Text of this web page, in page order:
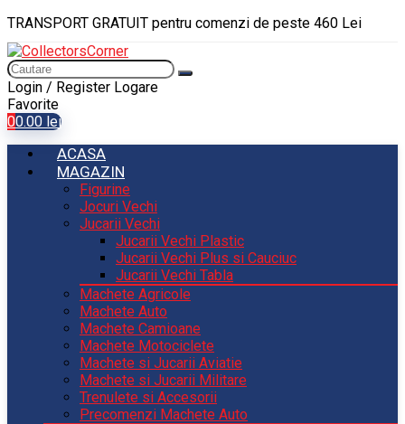
TRANSPORT GRATUIT pentru comenzi de peste 460 Lei
Login / Register Logare
Favorite
00.00 lei
ACASA
MAGAZIN
Figurine
Jocuri Vechi
Jucarii Vechi
Jucarii Vechi Plastic
Jucarii Vechi Plus si Cauciuc
Jucarii Vechi Tabla
Machete Agricole
Machete Auto
Machete Camioane
Machete Motociclete
Machete si Jucarii Aviatie
Machete si Jucarii Militare
Trenulete si Accesorii
Precomenzi Machete Auto